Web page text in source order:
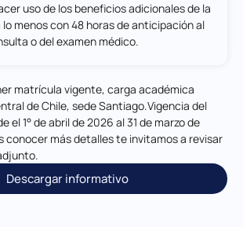
uso de los beneficios adicionales de la
lo menos con 48 horas de anticipación al
o del examen médico.
matrícula vigente, carga académica
de Chile, sede Santiago.Vigencia del
el 1° de abril de 2026 al 31 de marzo de
conocer más detalles te invitamos a revisar
Descargar informativo